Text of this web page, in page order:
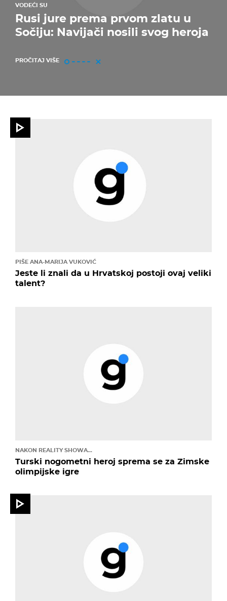
VODEĆI SU
Rusi jure prema prvom zlatu u
Sočiju: Navijači nosili svog heroja
PROČITAJ VIŠE
PIŠE ANA-MARIJA VUKOVIĆ
Jeste li znali da u Hrvatskoj postoji ovaj veliki
talent?
NAKON REALITY SHOWA...
Turski nogometni heroj sprema se za Zimske
olimpijske igre